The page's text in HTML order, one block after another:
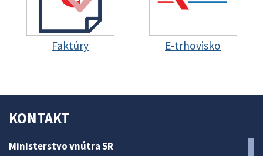
Faktúry E-trhovisko
KONTAKT
Ministerstvo vnútra SR